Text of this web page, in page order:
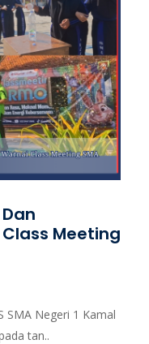
Meeting
SMA Negeri 1 Kamal
tan..